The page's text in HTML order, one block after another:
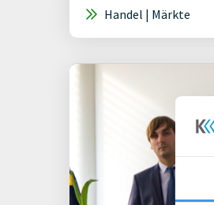
Handel | Märkte